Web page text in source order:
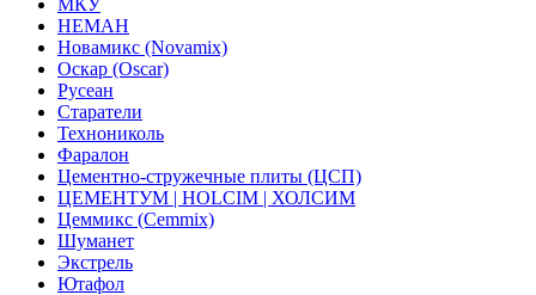
НЕМАН
Новамикс (Novamix)
Оскар (Oscar)
Русеан
Старатели
Технониколь
Фаралон
Цементно-стружечные плиты (ЦСП)
ЦЕМЕНТУМ | HOLCIM | ХОЛСИМ
Цеммикс (Cemmix)
Шуманет
Экстрель
Ютафол